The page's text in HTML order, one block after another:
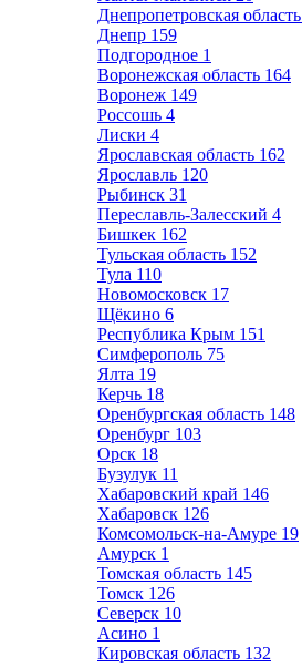
Днепропетровская область
Днепр 159
Подгородное 1
Воронежская область 164
Воронеж 149
Россошь 4
Лиски 4
Ярославская область 162
Ярославль 120
Рыбинск 31
Переславль-Залесский 4
Бишкек 162
Тульская область 152
Тула 110
Новомосковск 17
Щёкино 6
Республика Крым 151
Симферополь 75
Ялта 19
Керчь 18
Оренбургская область 148
Оренбург 103
Орск 18
Бузулук 11
Хабаровский край 146
Хабаровск 126
Комсомольск-на-Амуре 19
Амурск 1
Томская область 145
Томск 126
Северск 10
Асино 1
Кировская область 132